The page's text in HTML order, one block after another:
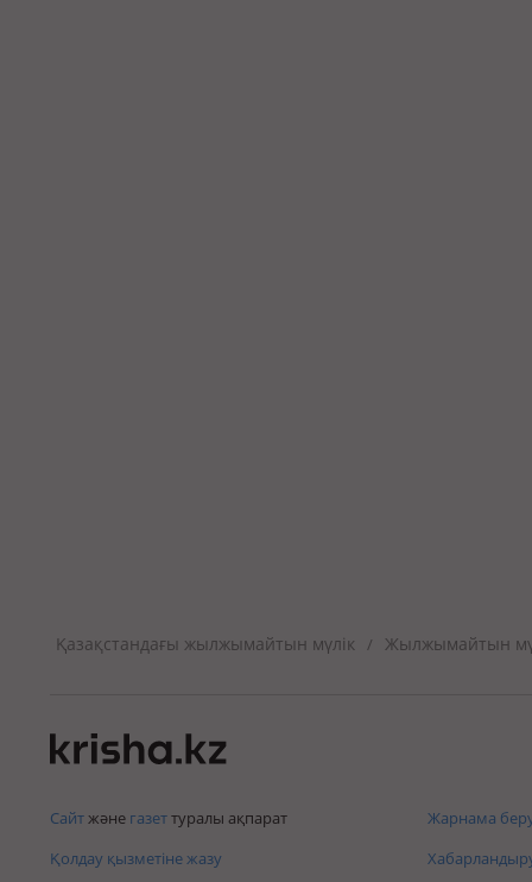
Қазақстандағы жылжымайтын мүлік / Жылжымайтын
Сайтжәне газеттуралы ақпарат
Қолдау қызметіне жазу
Жарнама